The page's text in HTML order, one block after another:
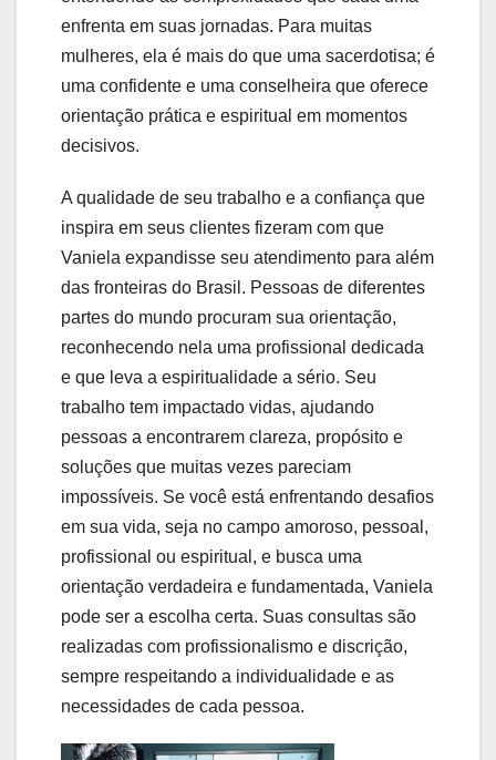
enfrenta em suas jornadas. Para muitas
mulheres, ela é mais do que uma sacerdotisa; é
uma confidente e uma conselheira que oferece
orientação prática e espiritual em momentos
decisivos.
A qualidade de seu trabalho e a confiança que
inspira em seus clientes fizeram com que
Vaniela expandisse seu atendimento para além
das fronteiras do Brasil. Pessoas de diferentes
partes do mundo procuram sua orientação,
reconhecendo nela uma profissional dedicada
e que leva a espiritualidade a sério. Seu
trabalho tem impactado vidas, ajudando
pessoas a encontrarem clareza, propósito e
soluções que muitas vezes pareciam
impossíveis. Se você está enfrentando desafios
em sua vida, seja no campo amoroso, pessoal,
profissional ou espiritual, e busca uma
orientação verdadeira e fundamentada, Vaniela
pode ser a escolha certa. Suas consultas são
realizadas com profissionalismo e discrição,
sempre respeitando a individualidade e as
necessidades de cada pessoa.